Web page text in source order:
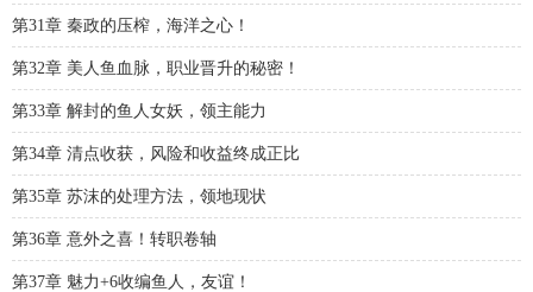
第31章 秦政的压榨，海洋之心！
第32章 美人鱼血脉，职业晋升的秘密！
第33章 解封的鱼人女妖，领主能力
第34章 清点收获，风险和收益终成正比
第35章 苏沫的处理方法，领地现状
第36章 意外之喜！转职卷轴
第37章 魅力+6收编鱼人，友谊！